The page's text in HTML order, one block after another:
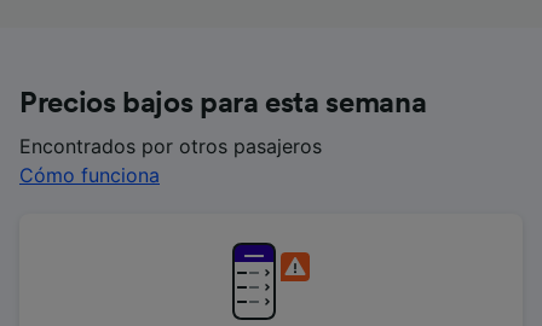
Precios bajos para esta semana
Encontrados por otros pasajeros
Cómo funciona